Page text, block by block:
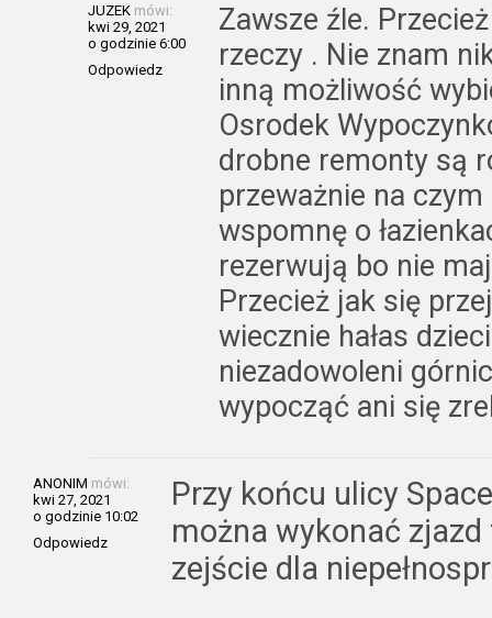
JUZEK mówi:
kwi 29, 2021
o godzinie 6:00
Odpowiedz
Zawsze źle.
rzeczy . Nie znam
inną możliwość
Osrodek
drobne remonty są
przeważnie na
wspomnę o
rezerwują bo nie
Przecież jak się
wiecznie hałas
niezadowoleni
wypocząć ani się
ANONIM mówi:
kwi 27, 2021
o godzinie 10:02
Odpowiedz
Przy końcu ulicy
można wykonać
zejście dla